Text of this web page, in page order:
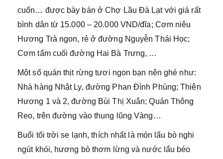
cuốn… được bày bán ở Chợ Lầu Đà Lạt với giá rất
bình dân từ 15.000 – 20.000 VND/đĩa; Cơm niêu
Hương Trà ngon, rẻ ở đường Nguyễn Thái Học;
Cơm tấm cuối đường Hai Bà Trưng, …
Một số quán thịt rừng tươi ngon bạn nên ghé như:
Nhà hàng Nhật Ly, đường Phan Đình Phùng; Thiên
Hương 1 và 2, đường Bùi Thị Xuân; Quán Thông
Reo, trên đường vào thung lũng Vàng…
Buổi tối trời se lạnh, thích nhất là món lẩu bò nghi
ngút khói, hương bò thơm lừng và nước lẩu béo